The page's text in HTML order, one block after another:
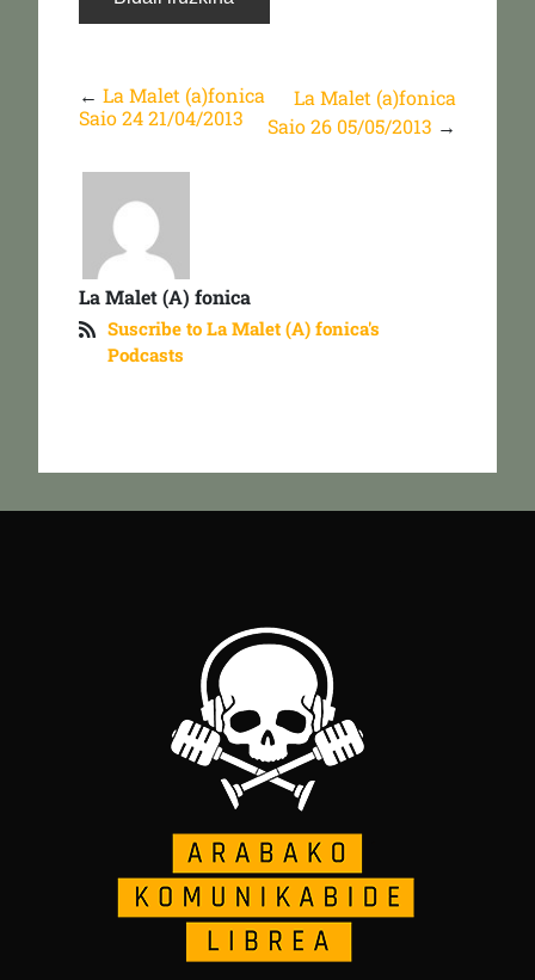
← La Malet (a)fonica
Saio 24 21/04/2013
La Malet (a)fonica
Saio 26 05/05/2013 →
La Malet (A) fonica
Suscribe to La Malet (A) fonica's
Podcasts